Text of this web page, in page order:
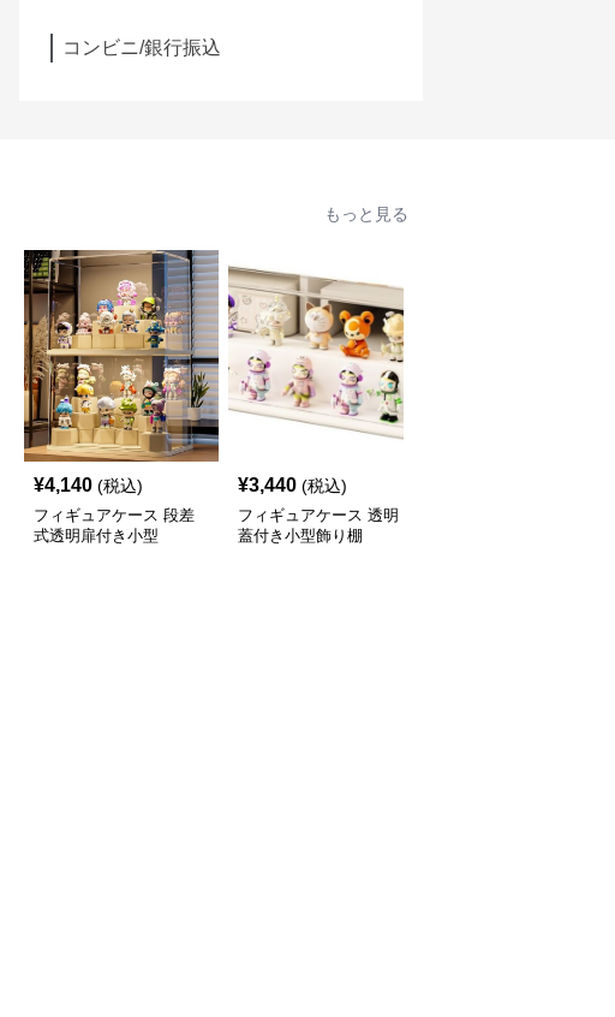
コンビニ/銀行振込
もっと見る
¥4,140 (税込)
フィギュアケース 段差
式透明扉付き小型
¥3,440 (税込)
フィギュアケース 透明
蓋付き小型飾り棚